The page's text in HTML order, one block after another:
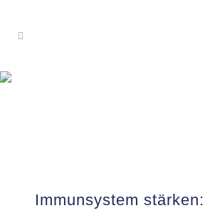
Immunsystem